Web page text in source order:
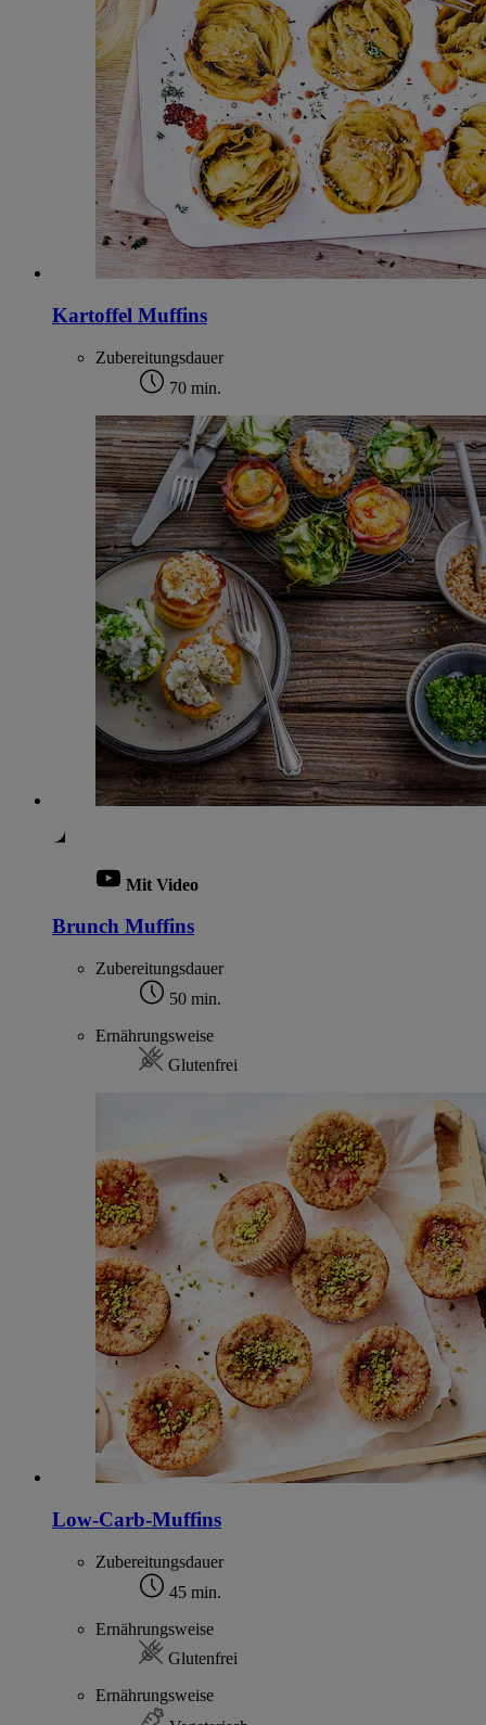
Kartoffel Muffins
Zubereitungsdauer
70 min.
Mit Video
Brunch Muffins
Zubereitungsdauer
50 min.
Ernährungsweise
Glutenfrei
Low-Carb-Muffins
Zubereitungsdauer
45 min.
Ernährungsweise
Glutenfrei
Ernährungsweise